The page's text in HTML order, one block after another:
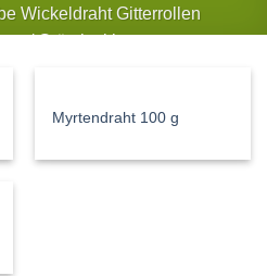
Wickeldraht Gitterrollen
/Grün lackiert
Myrtendraht 100 g